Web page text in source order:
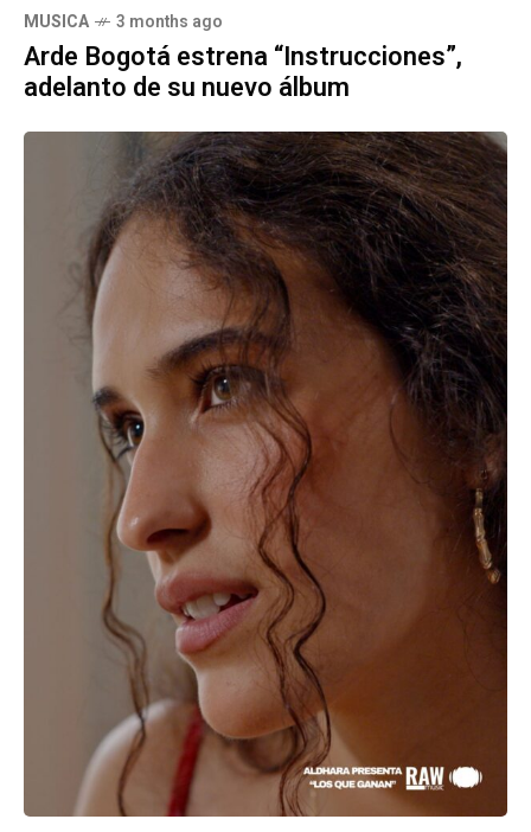
MUSICA 3 months ago
Arde Bogotá estrena “Instrucciones”,
adelanto de su nuevo álbum